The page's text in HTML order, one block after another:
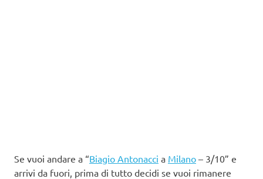
Se vuoi andare a “Biagio Antonacci a Milano – 3/10” e
arrivi da fuori, prima di tutto decidi se vuoi rimanere